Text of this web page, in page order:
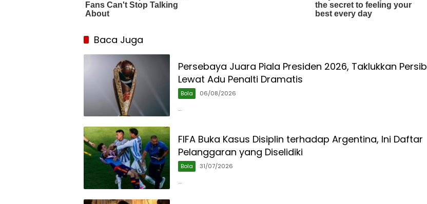
Baca Juga
Persebaya Juara Piala Presiden 2026, Taklukkan Persib
Lewat Adu Penalti Dramatis
Bola 06/08/2026
…
FIFA Buka Kasus Disiplin terhadap Argentina, Ini Daftar
Pelanggaran yang Diselidiki
Bola 31/07/2026
…